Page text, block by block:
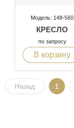
Модель: 148-560
КРЕСЛО
по запросу
В корзину
Назад 1